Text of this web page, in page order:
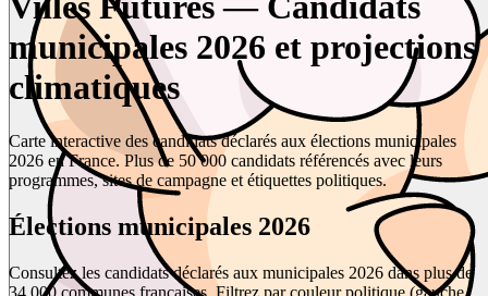
municipales 2026 et projections
climatiques
Carte interactive des candidats déclarés aux élections municipales
2026 en France. Plus de 50 000 candidats référencés avec leurs
programmes, sites de campagne et étiquettes politiques.
Élections municipales 2026
Consultez les candidats déclarés aux municipales 2026 dans plus de
34 000 communes françaises. Filtrez par couleur politique (gauche,